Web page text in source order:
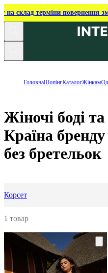
на склад терміни повернення
ГоловнаШопінгКаталогЖінкам
Жіночі боді
Країна
без бретельок
Корсет
1 товар